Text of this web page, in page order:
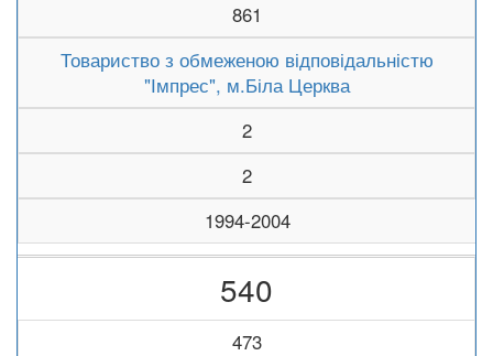
861
Товариство з обмеженою відповідальністю
"Імпрес", м.Біла Церква
2
2
1994-2004
540
473